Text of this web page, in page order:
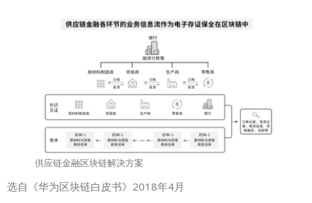
供应链金融区块链解决方案
选自《华为区块链白皮书》2018年4月